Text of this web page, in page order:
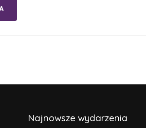
Najnowsze wydarzenia